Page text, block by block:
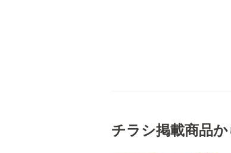
チラシ掲載商品